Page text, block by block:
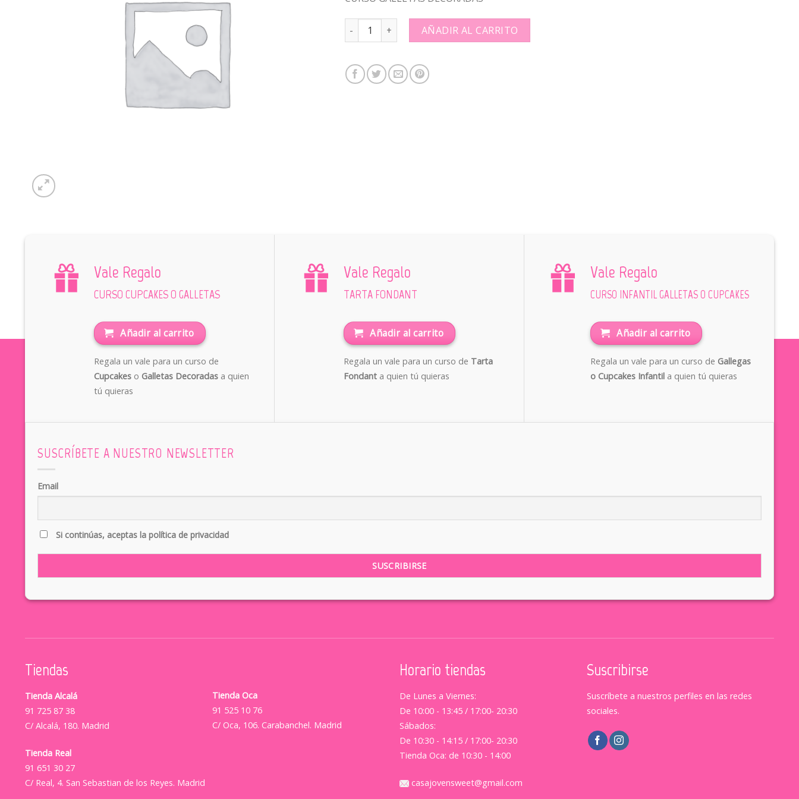
CURSO GALLETAS DECORADAS: quantity
AÑADIR AL CARRITO
Vale Regalo
CURSO CUPCAKES O GALLETAS
Añadir al carrito
Regala un vale para un curso de
Cupcakes o Galletas Decoradas a quien
tú quieras
Vale Regalo
TARTA FONDANT
Añadir al carrito
Regala un vale para un curso de Tarta
Fondant a quien tú quieras
Vale Regalo
CURSO INFANTIL GALLETAS O CUPCAKES
Añadir al carrito
Regala un vale para un curso de Gallegas
o Cupcakes Infantil a quien tú quieras
SUSCRÍBETE A NUESTRO NEWSLETTER
Email
Si continúas, aceptas la política de privacidad
Tiendas
Tienda Alcalá
91 725 87 38
C/ Alcalá, 180. Madrid
Tienda Real
91 651 30 27
C/ Real, 4. San Sebastian de los Reyes. Madrid
Tienda Oca
91 525 10 76
C/ Oca, 106. Carabanchel. Madrid
Horario tiendas
De Lunes a Viernes:
De 10:00 - 13:45 / 17:00- 20:30
Sábados:
De 10:30 - 14:15 / 17:00- 20:30
Tienda Oca: de 10:30 - 14:00
casajovensweet@gmail.com
Suscribirse
Suscríbete a nuestros perfiles en las redes
sociales.